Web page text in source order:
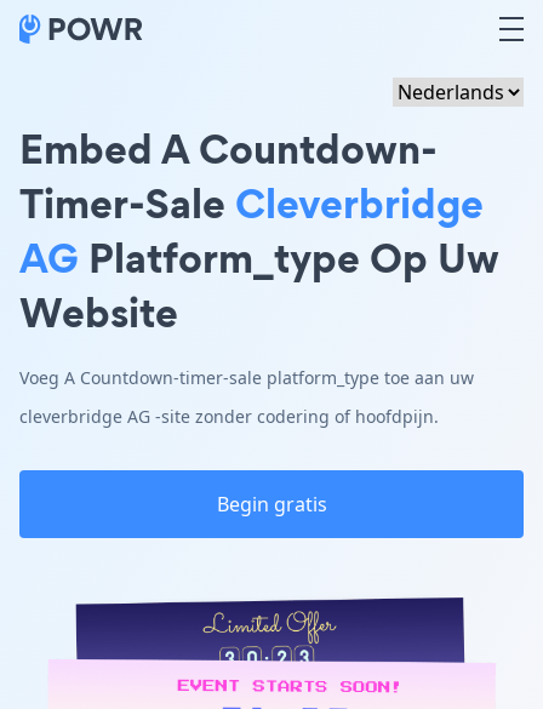
Embed A Countdown-
Timer-Sale Cleverbridge
AG Platform_type Op Uw
Website
Voeg A Countdown-timer-sale platform_type toe aan uw
cleverbridge AG -site zonder codering of hoofdpijn.
Begin gratis